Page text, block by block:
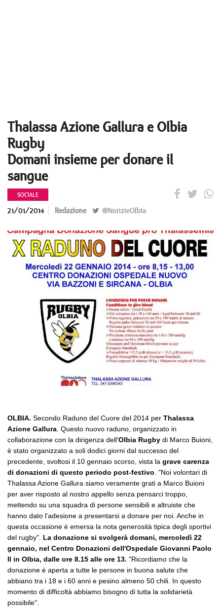
Thalassa Azione Gallura e Olbia
Rugby
Domani insieme per donare il
sangue
SOCIALE
21/01/2014 Redazione @NotizieOlbia
OLBIA. Secondo Raduno del Cuore del 2014 per Thalassa
Azione Gallura . Questo nuovo raduno, organizzato in
collaborazione con la dirigenza dell'Olbia Rugby di Marco Buioni,
è stato organizzato a soli dodici giorni dal successo del
precedente, svoltosi il 10 gennaio scorso, vista la grave carenza
di donazioni di questo periodo post-festivo . "Noi volontari di
Thalassa Azione Gallura siamo veramente grati a Marco Buioni
per aver risposto al nostro appello senza pensarci troppo,
mettendo su una squadra di persone sensibili e altruiste che
hanno dato l'adesione a presentarsi a donare per noi. Anche in
questa occasione è emersa la nota generosità tipica degli sportivi
del rugby". La donazione si svolgerà domani, mercoledì 22
gennaio, nel Centro Donazioni dell'Ospedale Giovanni Paolo
II in Olbia, dalle ore 8.15 alle ore 13. "Ricordiamo che la
donazione è aperta a tutte le persone in buona salute che
abbiano tra i 18 e i 60 anni e pesino almeno 50 chili. In questo
momento di difficoltà abbiamo bisogno di tutta la solidarietà
possibile".